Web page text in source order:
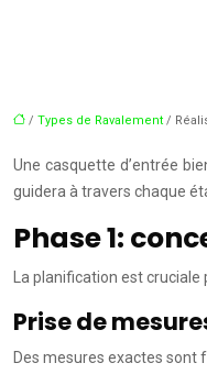
/ Types de Ravalement /
Une casquette d’entrée
guidera à travers chaque
Phase 1:
La planification est
Prise de
Des mesures exactes sont